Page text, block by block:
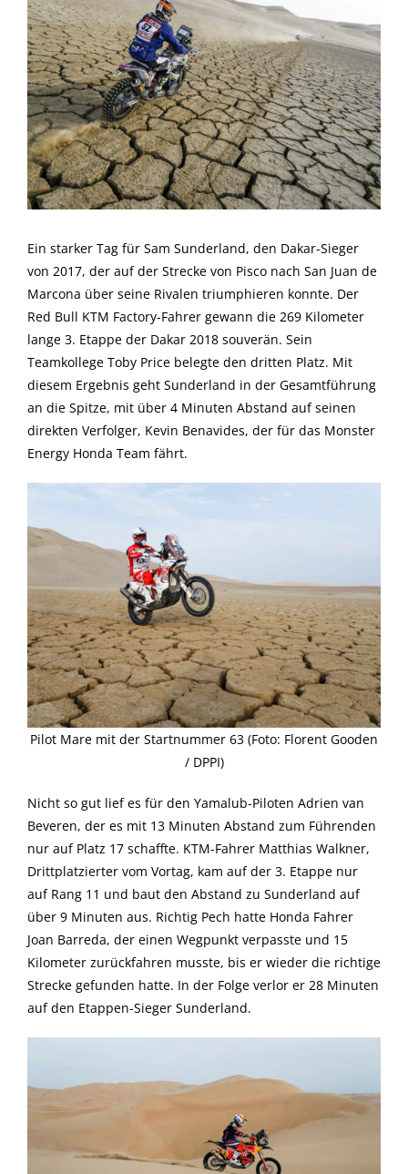
grösseres
Bild
Ein starker Tag für Sam Sunderland, den Dakar-Sieger
von 2017, der auf der Strecke von Pisco nach San Juan de
Marcona über seine Rivalen triumphieren konnte. Der
Red Bull KTM Factory-Fahrer gewann die 269 Kilometer
lange 3. Etappe der Dakar 2018 souverän. Sein
Teamkollege Toby Price belegte den dritten Platz. Mit
diesem Ergebnis geht Sunderland in der Gesamtführung
an die Spitze, mit über 4 Minuten Abstand auf seinen
direkten Verfolger, Kevin Benavides, der für das Monster
Energy Honda Team fährt.
Pilot Mare mit der Startnummer 63 (Foto: Florent Gooden
/ DPPI)
Nicht so gut lief es für den Yamalub-Piloten Adrien van
Beveren, der es mit 13 Minuten Abstand zum Führenden
nur auf Platz 17 schaffte. KTM-Fahrer Matthias Walkner,
Drittplatzierter vom Vortag, kam auf der 3. Etappe nur
auf Rang 11 und baut den Abstand zu Sunderland auf
über 9 Minuten aus. Richtig Pech hatte Honda Fahrer
Joan Barreda, der einen Wegpunkt verpasste und 15
Kilometer zurückfahren musste, bis er wieder die richtige
Strecke gefunden hatte. In der Folge verlor er 28 Minuten
auf den Etappen-Sieger Sunderland.